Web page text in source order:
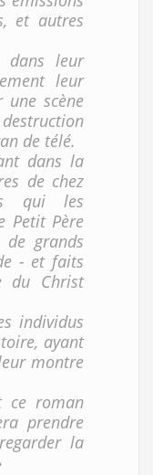
et autres
dans leur
leur
une scène
de télé.
dans la
de chez
qui les
Petit Père
grands
- et faits
du Christ
individus
ayant
montre
ce roman
prendre
la